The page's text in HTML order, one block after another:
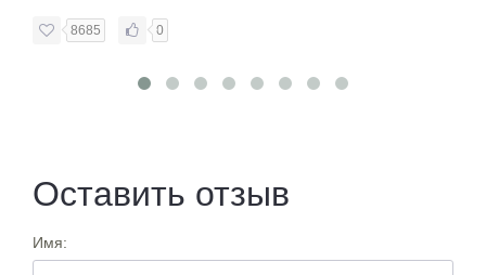
8685 0
Оставить отзыв
Имя: